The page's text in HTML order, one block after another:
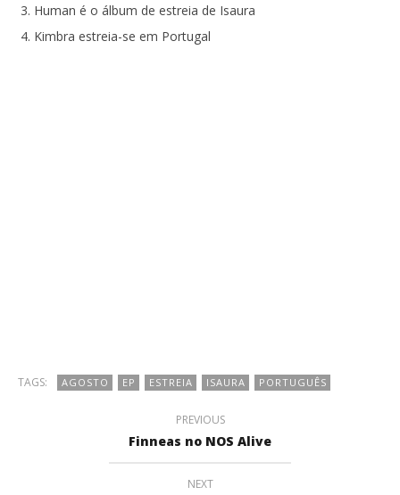
Human é o álbum de estreia de Isaura
Kimbra estreia-se em Portugal
TAGS: AGOSTO EP ESTREIA ISAURA PORTUGUÊS
PREVIOUS
Finneas no NOS Alive
NEXT